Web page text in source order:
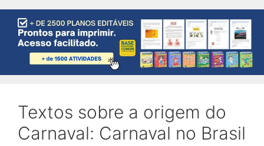
Textos sobre a origem do
Carnaval: Carnaval no Brasil